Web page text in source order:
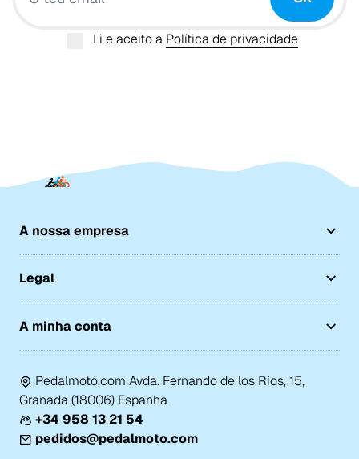
Li e aceito a Política de privacidade
A nossa empresa
Legal
A minha conta
Pedalmoto.com Avda. Fernando de los Ríos, 15,
Granada (18006) Espanha
+34 958 13 21 54
pedidos@pedalmoto.com